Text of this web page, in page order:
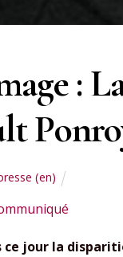
:
(en)
ce jour la